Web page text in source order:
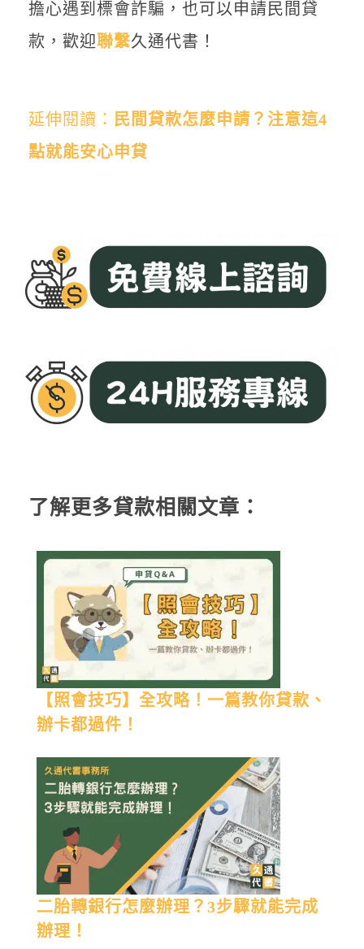
擔心遇到標會詐騙，也可以申請民間貸
款，歡迎聯繫久通代書！
延伸閱讀： 民間貸款怎麼申請？注意這4
點就能安心申貸
了解更多貸款相關文章：
【照會技巧】全攻略！一篇教你貸款、
辦卡都過件！
二胎轉銀行怎麼辦理？3步驟就能完成
辦理！